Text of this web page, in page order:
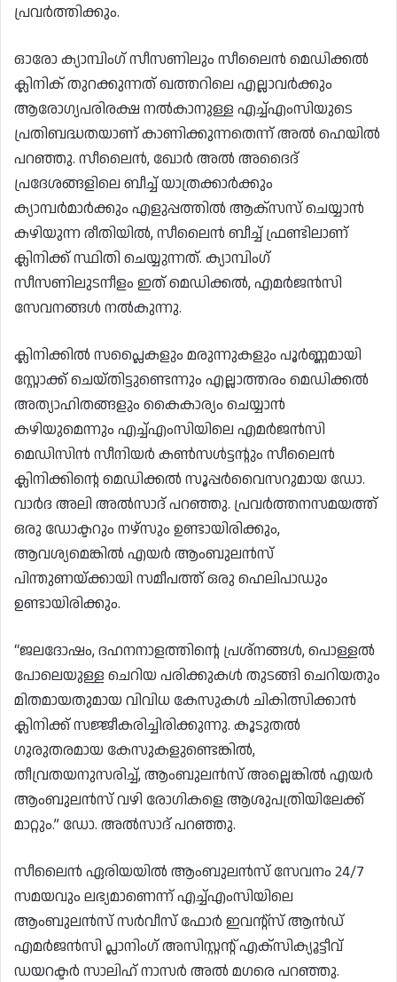
പ്രവർത്തിക്കും.
ഓരോ ക്യാമ്പിംഗ് സീസണിലും സീലൈൻ മെഡിക്കൽ
ക്ലിനിക് തുറക്കുന്നത് ഖത്തറിലെ എല്ലാവർക്കും
ആരോഗ്യപരിരക്ഷ നൽകാനുള്ള എച്ച്എംസിയുടെ
പ്രതിബദ്ധതയാണ് കാണിക്കുന്നതെന്ന് അൽ ഹെയിൽ
പറഞ്ഞു. സീലൈൻ, ഖോർ അൽ അദൈദ്
പ്രദേശങ്ങളിലെ ബീച്ച് യാത്രക്കാർക്കും
ക്യാമ്പർമാർക്കും എളുപ്പത്തിൽ ആക്സസ് ചെയ്യാൻ
കഴിയുന്ന രീതിയിൽ, സീലൈൻ ബീച്ച് ഫ്രണ്ടിലാണ്
ക്ലിനിക്ക് സ്ഥിതി ചെയ്യുന്നത്. ക്യാമ്പിംഗ്
സീസണിലുടനീളം ഇത് മെഡിക്കൽ, എമർജൻസി
സേവനങ്ങൾ നൽകുന്നു.
ക്ലിനിക്കിൽ സപ്ലൈകളും മരുന്നുകളും പൂർണ്ണമായി
സ്റ്റോക്ക് ചെയ്തിട്ടുണ്ടെന്നും എല്ലാത്തരം മെഡിക്കൽ
അത്യാഹിതങ്ങളും കൈകാര്യം ചെയ്യാൻ
കഴിയുമെന്നും എച്ച്എംസിയിലെ എമർജൻസി
മെഡിസിൻ സീനിയർ കൺസൾട്ടൻ്റും സീലൈൻ
ക്ലിനിക്കിൻ്റെ മെഡിക്കൽ സൂപ്പർവൈസറുമായ ഡോ.
വാർദ അലി അൽസാദ് പറഞ്ഞു. പ്രവർത്തനസമയത്ത്
ഒരു ഡോക്ടറും നഴ്‌സും ഉണ്ടായിരിക്കും,
ആവശ്യമെങ്കിൽ എയർ ആംബുലൻസ്
പിന്തുണയ്‌ക്കായി സമീപത്ത് ഒരു ഹെലിപാഡും
ഉണ്ടായിരിക്കും.
“ജലദോഷം, ദഹനനാളത്തിൻ്റെ പ്രശ്‌നങ്ങൾ, പൊള്ളൽ
പോലെയുള്ള ചെറിയ പരിക്കുകൾ തുടങ്ങി ചെറിയതും
മിതമായതുമായ വിവിധ കേസുകൾ ചികിത്സിക്കാൻ
ക്ലിനിക്ക് സജ്ജീകരിച്ചിരിക്കുന്നു. കൂടുതൽ
ഗുരുതരമായ കേസുകളുണ്ടെങ്കിൽ,
തീവ്രതയനുസരിച്ച്, ആംബുലൻസ് അല്ലെങ്കിൽ എയർ
ആംബുലൻസ് വഴി രോഗികളെ ആശുപത്രിയിലേക്ക്
മാറ്റും.” ഡോ. അൽസാദ് പറഞ്ഞു.
സീലൈൻ ഏരിയയിൽ ആംബുലൻസ് സേവനം 24/7
സമയവും ലഭ്യമാണെന്ന് എച്ച്എംസിയിലെ
ആംബുലൻസ് സർവീസ് ഫോർ ഇവൻ്റ്‌സ് ആൻഡ്
എമർജൻസി പ്ലാനിംഗ് അസിസ്റ്റൻ്റ് എക്‌സിക്യൂട്ടീവ്
ഡയറക്ടർ സാലിഹ് നാസർ അൽ മഗരെ പറഞ്ഞു.